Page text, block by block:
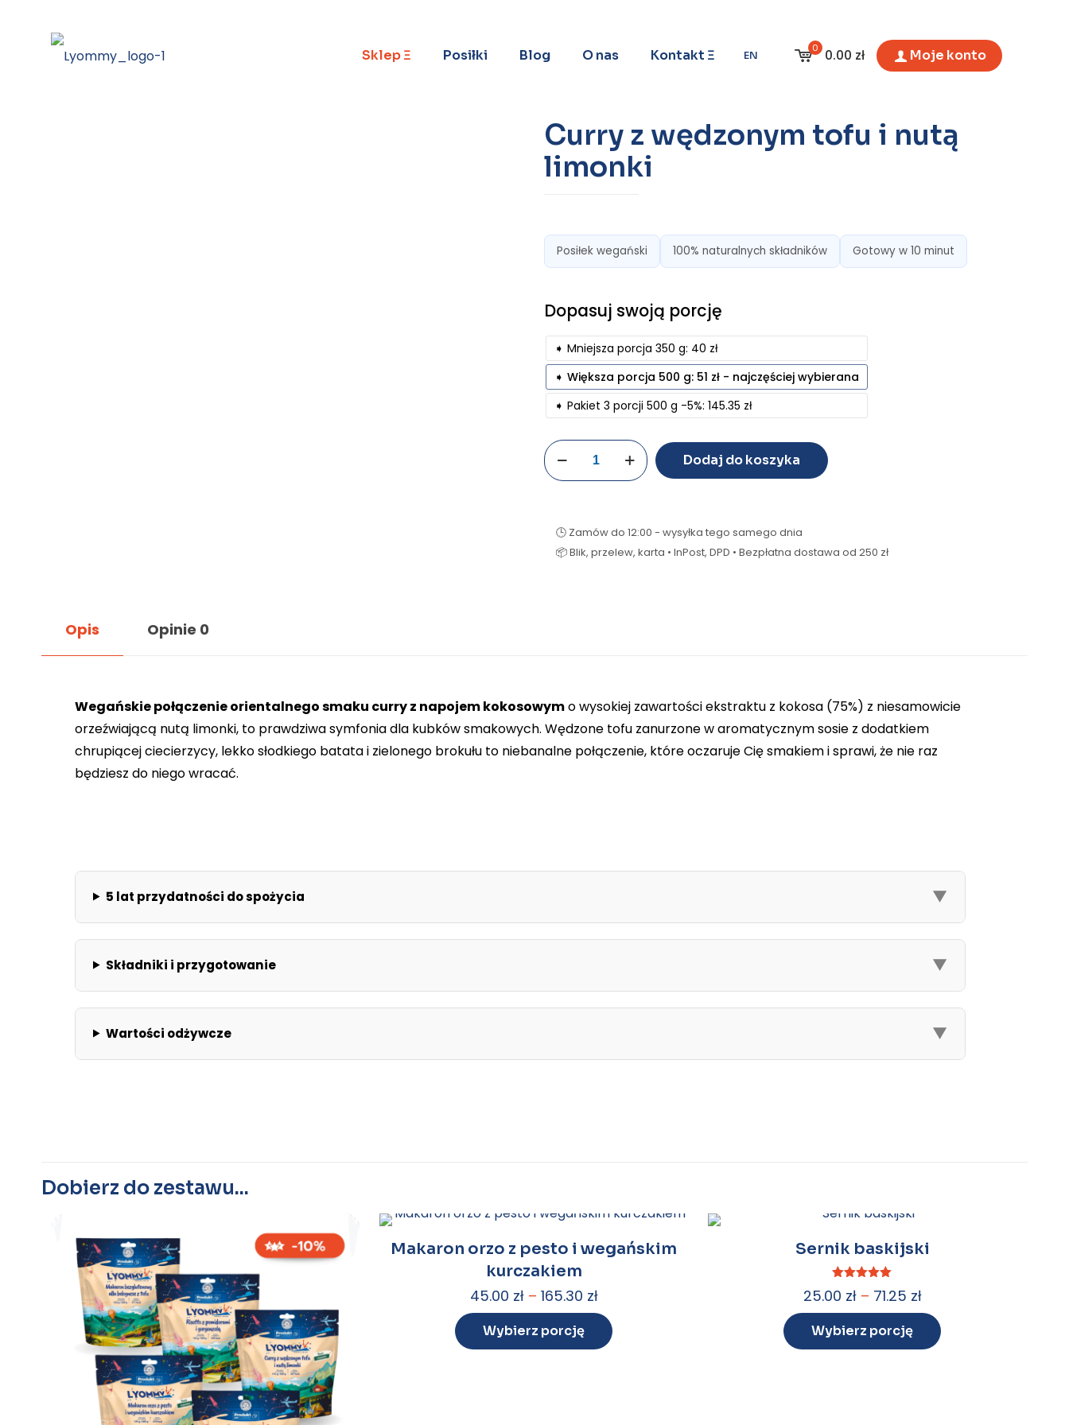
Sklep Ξ Posiłki Blog O nas Kontakt Ξ EN
0 0.00 zł Moje konto
Curry z wędzonym tofu i nutą
limonki
Posiłek wegański 100% naturalnych składników Gotowy w 10 minut
➧ Pakiet 3 porcji 500 g -5%: 145.35 zł
➧ Większa porcja 500 g: 51 zł - najczęściej wybierana
➧ Mniejsza porcja 350 g: 40 zł
Dodaj do koszyka
🕒 Zamów do 12:00 - wysyłka tego samego dnia
📦 Blik, przelew, karta • InPost, DPD • Bezpłatna dostawa od 250 zł
Opis Opinie 0
Wegańskie połączenie orientalnego smaku curry z napojem kokosowymo wysokiej zawartości ekstraktu z kokosa (75%) z niesamowicie
orzeźwiającą nutą limonki, to prawdziwa symfonia dla kubków smakowych. Wędzone tofu zanurzone w aromatycznym sosie z dodatkiem
chrupiącej ciecierzycy, lekko słodkiego batata i zielonego brokułu to niebanalne połączenie, które oczaruje Cię smakiem i sprawi, że nie raz
będziesz do niego wracać.
5 lat przydatności do spożycia ▼
Składniki i przygotowanie ▼
Wartości odżywcze ▼
Może spodoba się również…
Makaron orzo z pesto i wegańskim
kurczakiem
45.00 zł – 165.30 zł
Wybierz porcję
Sernik baskijski
Oceniono
5.00
25.00 zł – 71.25 zł
Wybierz porcję